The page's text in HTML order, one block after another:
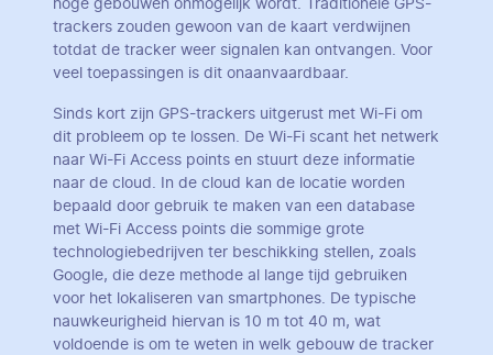
hoge gebouwen onmogelijk wordt. Traditionele GPS-
trackers zouden gewoon van de kaart verdwijnen
totdat de tracker weer signalen kan ontvangen. Voor
veel toepassingen is dit onaanvaardbaar.
Sinds kort zijn GPS-trackers uitgerust met Wi-Fi om
dit probleem op te lossen. De Wi-Fi scant het netwerk
naar Wi-Fi Access points en stuurt deze informatie
naar de cloud. In de cloud kan de locatie worden
bepaald door gebruik te maken van een database
met Wi-Fi Access points die sommige grote
technologiebedrijven ter beschikking stellen, zoals
Google, die deze methode al lange tijd gebruiken
voor het lokaliseren van smartphones. De typische
nauwkeurigheid hiervan is 10 m tot 40 m, wat
voldoende is om te weten in welk gebouw de tracker